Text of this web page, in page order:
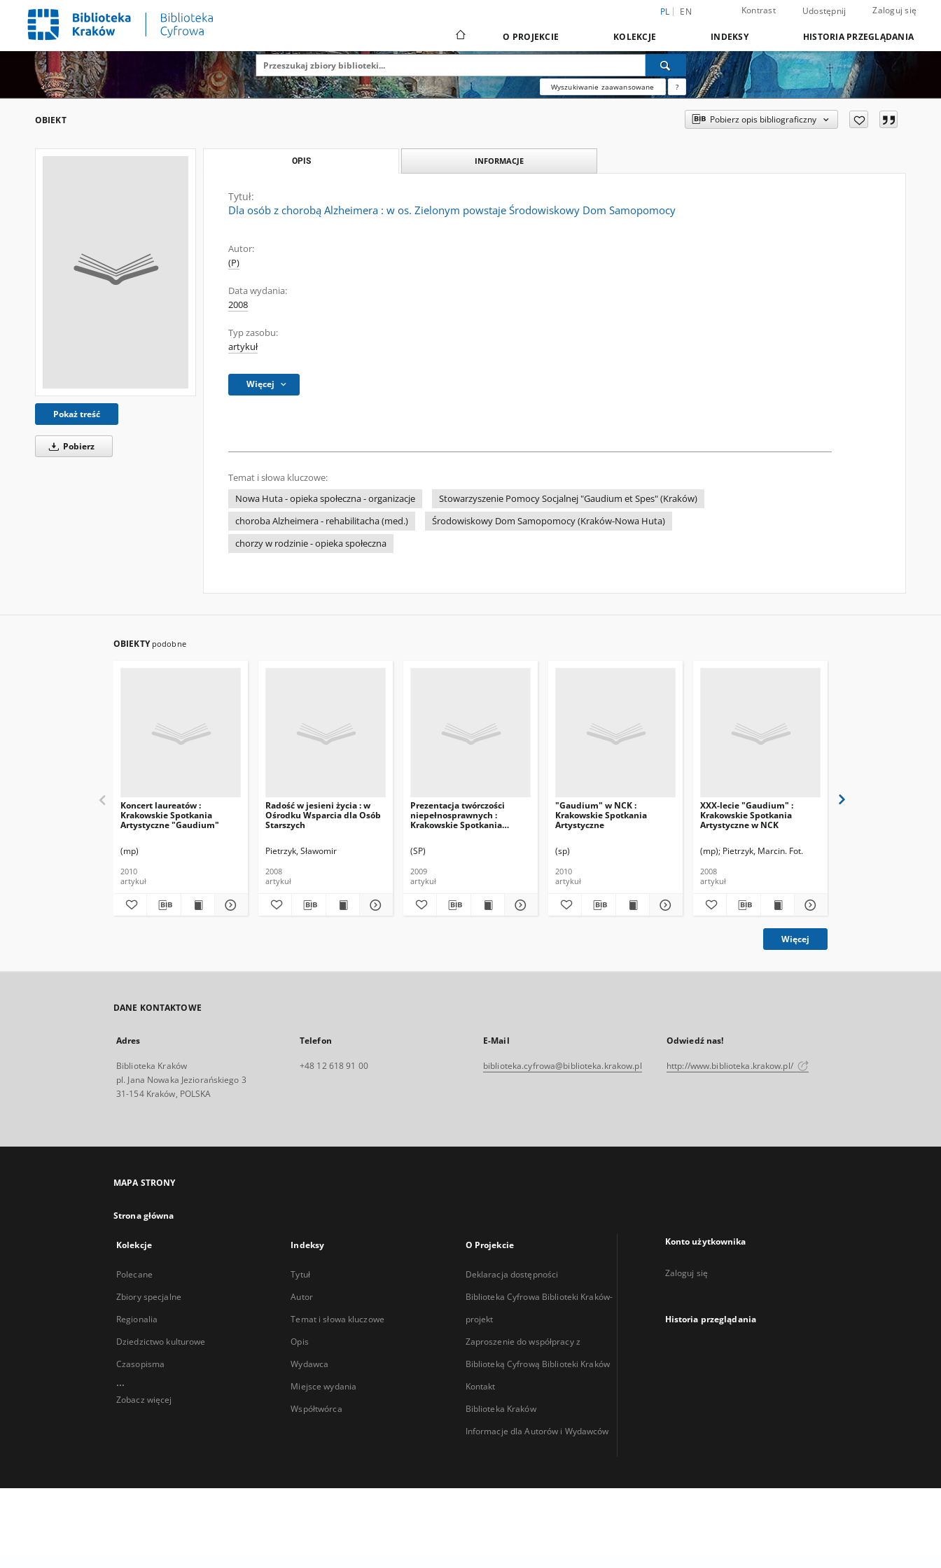
PL EN Kontrast Udostępnij Zaloguj się
O PROJEKCIE KOLEKCJE INDEKSY HISTORIA PRZEGLĄDANIA
Wyszukiwanie zaawansowane ?
OBIEKT Pobierz opis bibliograficzny
Pokaż treść
Pobierz
OPIS INFORMACJE
Tytuł:
Dla osób z chorobą Alzheimera : w os. Zielonym powstaje Środowiskowy Dom Samopomocy
Autor:
(P)
Data wydania:
2008
Typ zasobu:
artykuł
Więcej
Temat i słowa kluczowe:
Nowa Huta - opieka społeczna - organizacje
Stowarzyszenie Pomocy Socjalnej "Gaudium et Spes" (Kraków)
choroba Alzheimera - rehabilitacha (med.)
Środowiskowy Dom Samopomocy (Kraków-Nowa Huta)
chorzy w rodzinie - opieka społeczna
OBIEKTY podobne
Koncert laureatów :
Krakowskie Spotkania
Artystyczne "Gaudium"
(mp)
2010
artykuł
Radość w jesieni życia : w
Ośrodku Wsparcia dla Osób
Starszych
Pietrzyk, Sławomir
2008
artykuł
Prezentacja twórczości
niepełnosprawnych :
Krakowskie Spotkania
(SP)
2009
artykuł
"Gaudium" w NCK :
Krakowskie Spotkania
Artystyczne
(sp)
2010
artykuł
XXX-lecie "Gaudium" :
Krakowskie Spotkania
Artystyczne w NCK
(mp) Pietrzyk, Marcin. Fot.
2008
artykuł
Więcej
DANE KONTAKTOWE
Adres
Biblioteka Kraków
pl. Jana Nowaka Jeziorańskiego 3
31-154 Kraków, POLSKA
Telefon
+48 12 618 91 00
E-Mail
biblioteka.cyfrowa@biblioteka.krakow.pl
Odwiedź nas!
http://www.biblioteka.krakow.pl/
MAPA STRONY
Strona główna
Kolekcje
Polecane
Zbiory specjalne
Regionalia
Dziedzictwo kulturowe
Czasopisma
...
Zobacz więcej
Indeksy
Tytuł
Autor
Temat i słowa kluczowe
Opis
Wydawca
Miejsce wydania
Współtwórca
O Projekcie
Deklaracja dostępności
Biblioteka Cyfrowa Biblioteki Kraków-
projekt
Zaproszenie do współpracy z
Biblioteką Cyfrową Biblioteki Kraków
Kontakt
Biblioteka Kraków
Informacje dla Autorów i Wydawców
Konto użytkownika
Zaloguj się
Historia przeglądania